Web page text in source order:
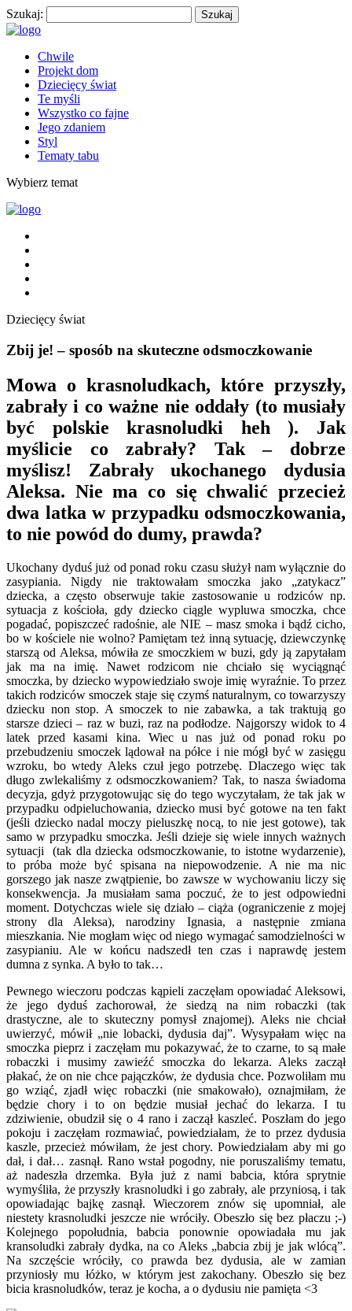
Szukaj:
Chwile
Projekt dom
Dziecięcy świat
Te myśli
Wszystko co fajne
Jego zdaniem
Styl
Tematy tabu
Wybierz temat
Dziecięcy świat
Zbij je! – sposób na skuteczne odsmoczkowanie
Mowa o krasnoludkach, które przyszły,
zabrały i co ważne nie oddały (to musiały
być polskie krasnoludki heh ). Jak
myślicie co zabrały? Tak – dobrze
myślisz! Zabrały ukochanego dydusia
Aleksa. Nie ma co się chwalić przecież
dwa latka w przypadku odsmoczkowania,
to nie powód do dumy, prawda?
Ukochany dyduś już od ponad roku czasu służył nam wyłącznie do
zasypiania. Nigdy nie traktowałam smoczka jako „zatykacz”
dziecka, a często obserwuje takie zastosowanie u rodziców np.
sytuacja z kościoła, gdy dziecko ciągle wypluwa smoczka, chce
pogadać, popiszczeć radośnie, ale NIE – masz smoka i bądź cicho,
bo w kościele nie wolno? Pamiętam też inną sytuację, dziewczynkę
starszą od Aleksa, mówiła ze smoczkiem w buzi, gdy ją zapytałam
jak ma na imię. Nawet rodzicom nie chciało się wyciągnąć
smoczka, by dziecko wypowiedziało swoje imię wyraźnie. To przez
takich rodziców smoczek staje się czymś naturalnym, co towarzyszy
dziecku non stop. A smoczek to nie zabawka, a tak traktują go
starsze dzieci – raz w buzi, raz na podłodze. Najgorszy widok to 4
latek przed kasami kina. Wiec u nas już od ponad roku po
przebudzeniu smoczek lądował na półce i nie mógł być w zasięgu
wzroku, bo wtedy Aleks czuł jego potrzebę. Dlaczego więc tak
długo zwlekaliśmy z odsmoczkowaniem? Tak, to nasza świadoma
decyzja, gdyż przygotowując się do tego wyczytałam, że tak jak w
przypadku odpieluchowania, dziecko musi być gotowe na ten fakt
(jeśli dziecko nadal moczy pieluszkę nocą, to nie jest gotowe), tak
samo w przypadku smoczka. Jeśli dzieje się wiele innych ważnych
sytuacji (tak dla dziecka odsmoczkowanie, to istotne wydarzenie),
to próba może być spisana na niepowodzenie. A nie ma nic
gorszego jak nasze zwątpienie, bo zawsze w wychowaniu liczy się
konsekwencja. Ja musiałam sama poczuć, że to jest odpowiedni
moment. Dotychczas wiele się działo – ciąża (ograniczenie z mojej
strony dla Aleksa), narodziny Ignasia, a następnie zmiana
mieszkania. Nie mogłam więc od niego wymagać samodzielności w
zasypianiu. Ale w końcu nadszedł ten czas i naprawdę jestem
dumna z synka. A było to tak…
Pewnego wieczoru podczas kąpieli zaczęłam opowiadać Aleksowi,
że jego dyduś zachorował, że siedzą na nim robaczki (tak
drastyczne, ale to skuteczny pomysł znajomej). Aleks nie chciał
uwierzyć, mówił „nie lobacki, dydusia daj”. Wysypałam więc na
smoczka pieprz i zaczęłam mu pokazywać, że to czarne, to są małe
robaczki i musimy zawieźć smoczka do lekarza. Aleks zaczął
płakać, że on nie chce pajączków, że dydusia chce. Pozwoliłam mu
go wziąć, zjadł więc robaczki (nie smakowało), oznajmiłam, że
będzie chory i to on będzie musiał jechać do lekarza. I tu
zdziwienie, obudził się o 4 rano i zaczął kaszleć. Poszłam do jego
pokoju i zaczęłam rozmawiać, powiedziałam, że to przez dydusia
kaszle, przecież mówiłam, że jest chory. Powiedziałam aby mi go
dał, i dał… zasnął. Rano wstał pogodny, nie poruszaliśmy tematu,
aż nadeszła drzemka. Była już z nami babcia, która sprytnie
wymyśliła, że przyszły krasnoludki i go zabrały, ale przyniosą, i tak
opowiadając bajkę zasnął. Wieczorem znów się upomniał, ale
niestety krasnoludki jeszcze nie wróciły. Obeszło się bez płaczu ;-)
Kolejnego popołudnia, babcia ponownie opowiadała mu jak
kransoludki zabrały dydka, na co Aleks „babcia zbij je jak wlócą”.
Na szczęście wróciły, co prawda bez dydusia, ale w zamian
przyniosły mu łóżko, w którym jest zakochany. Obeszło się bez
bicia krasnoludków, teraz je kocha, a o dydusiu nie pamięta <3